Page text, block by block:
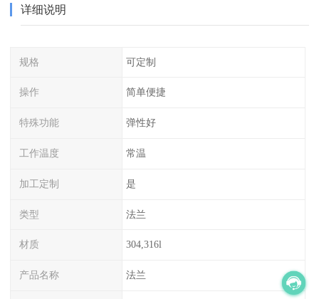
详细说明
规格 可定制
操作 简单便捷
特殊功能 弹性好
工作温度 常温
加工定制 是
类型 法兰
材质 304,316l
产品名称 法兰